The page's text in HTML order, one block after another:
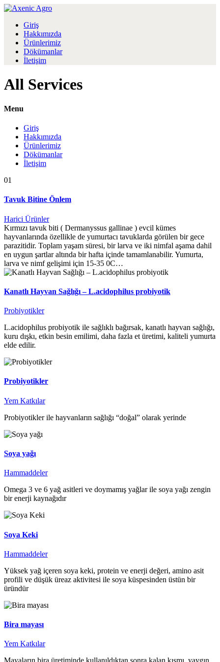
Giriş
Hakkımızda
Ürünlerimiz
Dökümanlar
İletişim
All Services
Menu
Giriş
Hakkımızda
Ürünlerimiz
Dökümanlar
İletişim
01
Tavuk Bitine Önlem
Harici Ürünler
Kırmızı tavuk biti ( Dermanyssus gallinae ) evcil kümes
hayvanlarında özellikle de yumurtacı tavuklarda görülen bir gece
parazitidir. Toplam yaşam süresi, bir larva ve iki nimfal aşama dahil
en uygun şartlar altında bir hafta içinde tamamlanabilir. Yumurta,
larva ve nimf gelişimi için 15-35 0C…
Kanatlı Hayvan Sağlığı – L.acidophilus probiyotik
Probiyotikler
L.acidophilus probiyotik ile sağlıklı bağırsak, kanatlı hayvan sağlığı,
kuru dışkı, etkin besin emilimi, daha fazla et üretimi, kaliteli yumurta
elde edilir.
Probiyotikler
Yem Katkılar
Probiyotikler ile hayvanların sağlığı “doğal” olarak yerinde
Soya yağı
Hammaddeler
Omega 3 ve 6 yağ asitleri ve doymamış yağlar ile soya yağı zengin
bir enerji kaynağıdır
Soya Keki
Hammaddeler
Yüksek yağ içeren soya keki, protein ve enerji değeri, amino asit
profili ve düşük üreaz aktivitesi ile soya küspesinden üstün bir
üründür
Bira mayası
Yem Katkılar